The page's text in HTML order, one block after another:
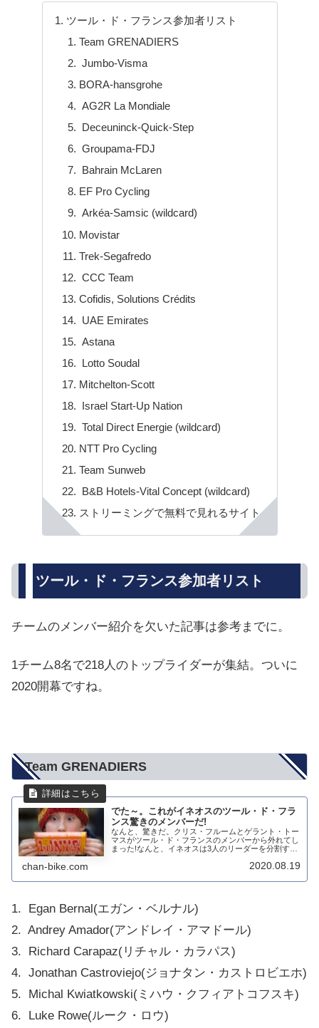
ツール・ド・フランス参加者リスト
Team GRENADIERS
Jumbo-Visma
BORA-hansgrohe
AG2R La Mondiale
Deceuninck-Quick-Step
Groupama-FDJ
Bahrain McLaren
EF Pro Cycling
Arkéa-Samsic (wildcard)
Movistar
Trek-Segafredo
CCC Team
Cofidis, Solutions Crédits
UAE Emirates
Astana
Lotto Soudal
Mitchelton-Scott
Israel Start-Up Nation
Total Direct Energie (wildcard)
NTT Pro Cycling
Team Sunweb
B&B Hotels-Vital Concept (wildcard)
ストリーミングで無料で見れるサイト
ツール・ド・フランス参加者リスト
チームのメンバー紹介を欠いた記事は参考までに。
1チーム8名で218人のトップライダーが集結。ついに
2020開幕ですね。
Team GRENADIERS
でた～。これがイネオスのツール・ド・フラ
ンス驚きのメンバーだ!
なんと、驚きだ。クリス・フルームとゲラント・トー
マスがツール・ド・フランスのメンバーから外れてし
まった!なんと、イネオスは3人のリーダーを分割する!
いたのはなんだったのか?リーダー分割にカラパ...
chan-bike.com 2020.08.19
1. Egan Bernal(エガン・ベルナル)
2. Andrey Amador(アンドレイ・アマドール)
3. Richard Carapaz(リチャル・カラパス)
4. Jonathan Castroviejo(ジョナタン・カストロビエホ)
5. Michal Kwiatkowski(ミハウ・クフィアトコフスキ)
6. Luke Rowe(ルーク・ロウ)